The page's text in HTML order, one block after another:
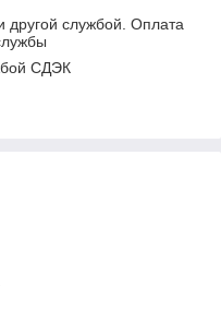
другой службой. Оплата
СДЭК